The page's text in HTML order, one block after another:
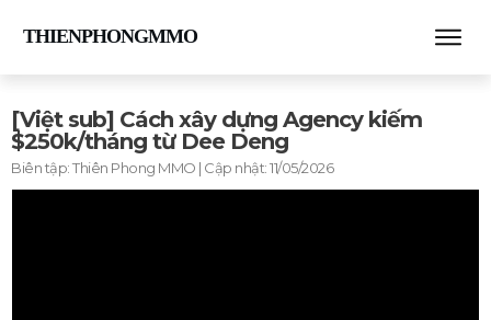
THIENPHONGMMO
[Việt sub] Cách xây dựng Agency kiếm
$250k/tháng từ Dee Deng
Biên tập:Thiên Phong MMO | Cập nhật:11/05/2026